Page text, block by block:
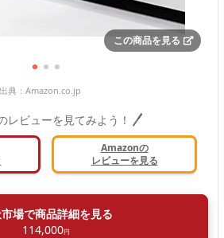
この商品を見る
出典： Amazon.co.jp
レビューを見てみよう！
Amazonの
レビューを見る
場で商品詳細を見る
114,000円